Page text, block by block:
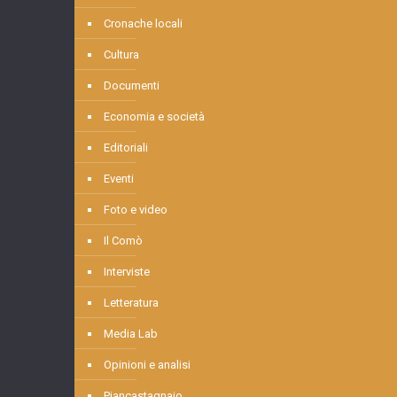
Cronache locali
Cultura
Documenti
Economia e società
Editoriali
Eventi
Foto e video
Il Comò
Interviste
Letteratura
Media Lab
Opinioni e analisi